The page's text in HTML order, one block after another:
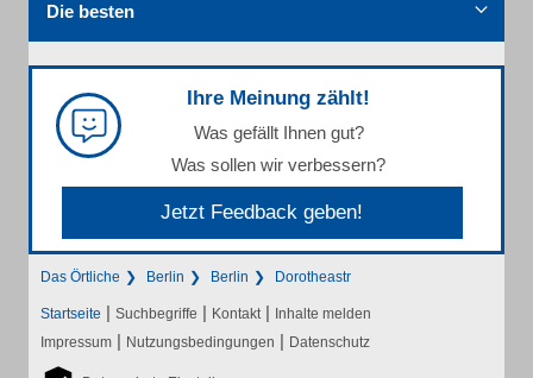
Die besten
Ihre Meinung zählt!
Was gefällt Ihnen gut?
Was sollen wir verbessern?
Jetzt Feedback geben!
Das Örtliche Berlin Berlin Dorotheastr
Startseite | Suchbegriffe | Kontakt | Inhalte melden
Impressum | Nutzungsbedingungen | Datenschutz